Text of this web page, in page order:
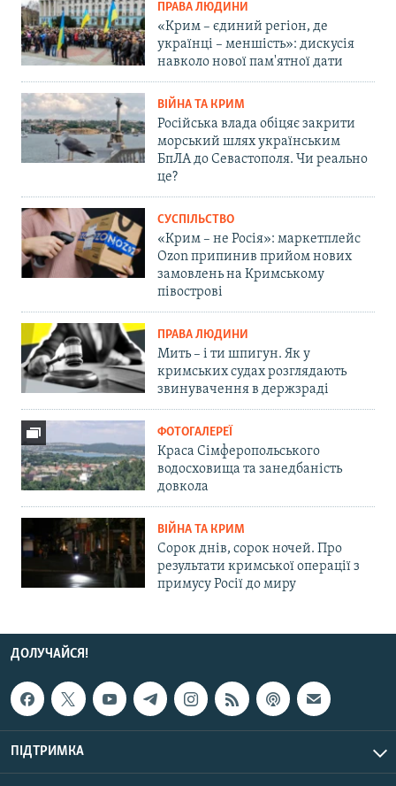
ПРАВА ЛЮДИНИ
«Крим – єдиний регіон, де
українці – меншість»: дискусія
навколо нової пам'ятної дати
ВІЙНА ТА КРИМ
Російська влада обіцяє закрити
морський шлях українським
БпЛА до Севастополя. Чи реально
це?
СУСПІЛЬСТВО
«Крим – не Росія»: маркетплейс
Ozon припинив прийом нових
замовлень на Кримському
півострові
ПРАВА ЛЮДИНИ
Мить – і ти шпигун. Як у
кримських судах розглядають
звинувачення в держзраді
ФОТОГАЛЕРЕЇ
Краса Сімферопольського
водосховища та занедбаність
довкола
ВІЙНА ТА КРИМ
Сорок днів, сорок ночей. Про
результати кримської операції з
примусу Росії до миру
ДОЛУЧАЙСЯ!
ПІДТРИМКА